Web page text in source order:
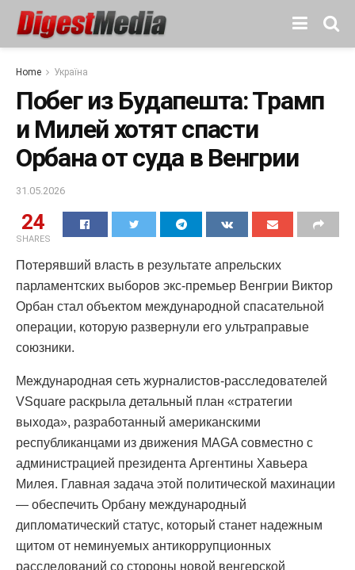
Home Україна
Побег из Будапешта: Трамп
и Милей хотят спасти
Орбана от суда в Венгрии
31.05.2026
24
SHARES
Потерявший власть в результате апрельских
парламентских выборов экс-премьер Венгрии Виктор
Орбан стал объектом международной спасательной
операции, которую развернули его ультраправые
союзники.
Международная сеть журналистов-расследователей
VSquare раскрыла детальный план «стратегии
выхода», разработанный американскими
республиканцами из движения MAGA совместно с
администрацией президента Аргентины Хавьера
Милея. Главная задача этой политической махинации
— обеспечить Орбану международный
дипломатический статус, который станет надежным
щитом от неминуемых антикоррупционных
расследований со стороны новой венгерской